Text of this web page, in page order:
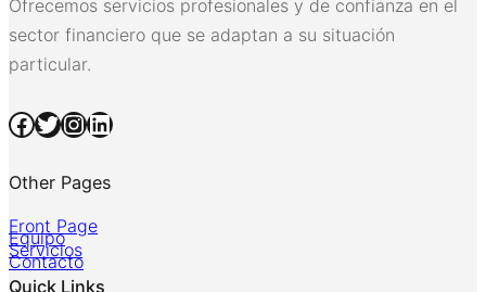
Ofrecemos servicios profesionales y de confianza en el
sector financiero que se adaptan a su situación
particular.
Facebook Twitter InstagramLinkedIn
Other Pages
Front Page
Equipo
Servicios
Contacto
Quick Links